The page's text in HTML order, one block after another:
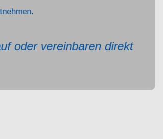
oder vereinbaren direkt